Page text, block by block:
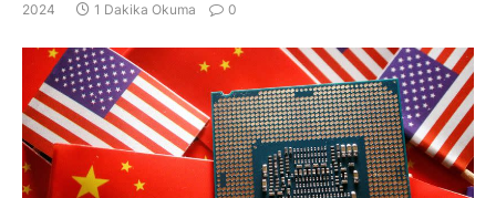
2024
1 Dakika Okuma 0